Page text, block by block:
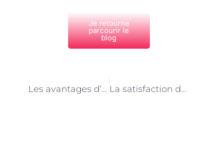
Je retourne
parcourir le
blog
Les avantages d’engager une aide ménagère à Paris La satisfaction des clients : un indicateur clé pour les aides ménagères à Paris